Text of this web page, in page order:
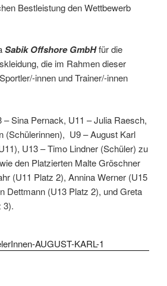
Bestleistung den Wettbewerb
Sabik Offshore GmbHfür die
die im Rahmen dieser
innen und Trainer/-innen
– Sina Pernack, U11 – Julia Raesch,
(Schülerinnen), U9 – August Karl
U13 – Timo Lindner (Schüler) zu
den Platzierten Malte Gröschner
(U11 Platz 2), Annina Werner (U15
Dettmann (U13 Platz 2), und Greta
3).